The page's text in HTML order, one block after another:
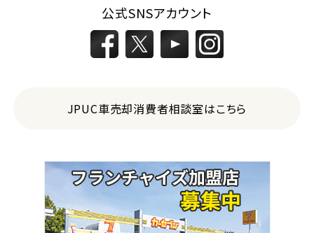
公式SNSアカウント
JPUC車売却消費者相談室はこちら